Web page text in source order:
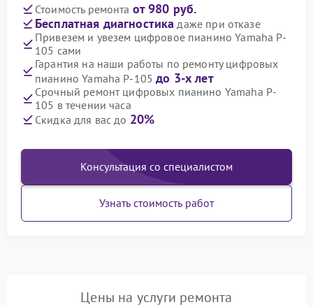
Стоимость ремонта от 980 руб.
Бесплатная диагностика даже при отказе
Привезем и увезем цифровое пианино Yamaha P-
105 сами
Гарантия на наши работы по ремонту цифровых
пианино Yamaha P-105до 3-х лет
Срочный ремонт цифровых пианино Yamaha P-
105 в течении часа
Скидка для вас до 20%
Консультация со специалистом
Узнать стоимость работ
Цены на услуги ремонта